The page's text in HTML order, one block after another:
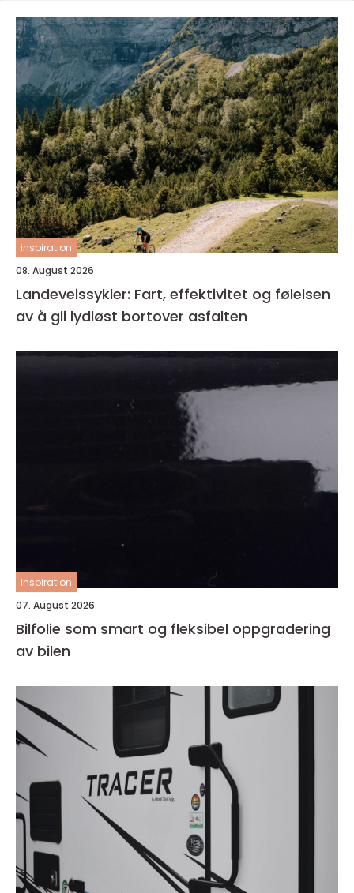
inspiration
08. August 2026
Landeveissykler: Fart, effektivitet og følelsen
av å gli lydløst bortover asfalten
inspiration
07. August 2026
Bilfolie som smart og fleksibel oppgradering
av bilen